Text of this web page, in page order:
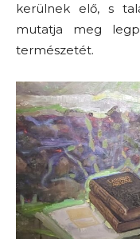
kerülnek elő, s
mutatja meg
természetét.